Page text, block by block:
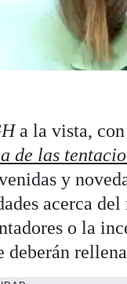
a la vista, con
de las
y
acerca del
o la
deberán